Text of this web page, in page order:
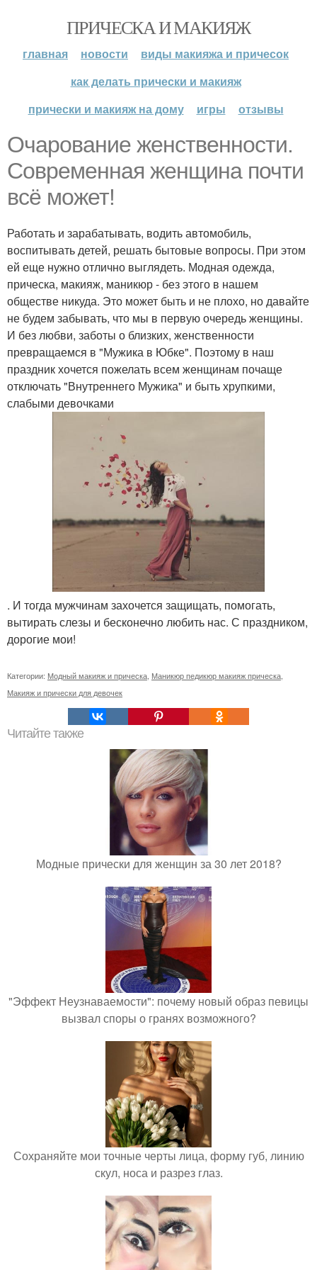
ПРИЧЕСКА И МАКИЯЖ
главная новости
виды макияжа и причесок
как делать прически и макияж
прически и макияж на дому
игры отзывы
Очарование женственности.
Современная женщина почти
всё может!
Работать и зарабатывать, водить автомобиль,
воспитывать детей, решать бытовые вопросы. При этом
ей еще нужно отлично выглядеть. Модная одежда,
прическа, макияж, маникюр - без этого в нашем
обществе никуда. Это может быть и не плохо, но давайте
не будем забывать, что мы в первую очередь женщины.
И без любви, заботы о близких, женственности
превращаемся в "Мужика в Юбке". Поэтому в наш
праздник хочется пожелать всем женщинам почаще
отключать "Внутреннего Мужика" и быть хрупкими,
слабыми девочками
. И тогда мужчинам захочется защищать, помогать,
вытирать слезы и бесконечно любить нас. С праздником,
дорогие мои!
Категории: Модный макияж и прическа Маникюр педикюр макияж прическа
Макияж и прически для девочек
Читайте также
Модные прически для женщин за 30 лет 2018?
"Эффект Неузнаваемости": почему новый образ певицы
вызвал споры о гранях возможного?
Сохраняйте мои точные черты лица, форму губ, линию
скул, носа и разрез глаз.